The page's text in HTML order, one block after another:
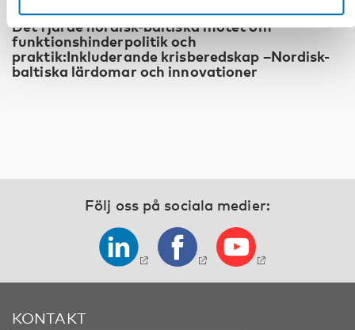
Det fjärde nordisk-baltiska mötet om
funktionshinderpolitik och
praktik:Inkluderande krisberedskap –Nordisk-
baltiska lärdomar och innovationer
Följ oss på sociala medier:
KONTAKT